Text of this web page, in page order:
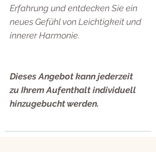
Erfahrung und entdecken Sie ein
neues Gefühl von Leichtigkeit und
innerer Harmonie.
Dieses Angebot kann jederzeit
zu Ihrem Aufenthalt individuell
hinzugebucht werden.